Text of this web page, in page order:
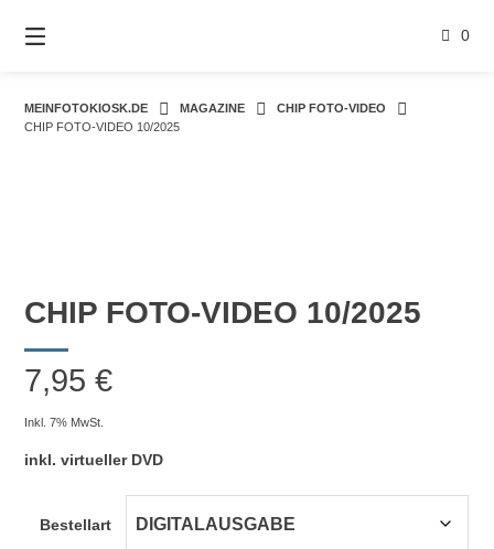
zum
0
MEINFOTOKIOSK.DE MAGAZINE
CHIP FOTO-VIDEO
CHIP FOTO-VIDEO 10/2025
CHIP FOTO-VIDEO 10/2025
7,95€
Inkl. 7% MwSt.
inkl. virtueller DVD
Bestellart